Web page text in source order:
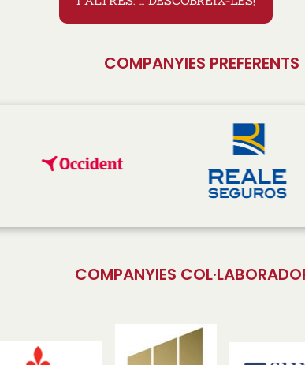
COMPANYIES PREFERENTS
COMPANYIES